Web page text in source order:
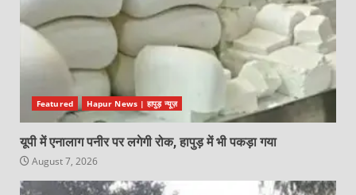
Featured Hapur News | हापुड़ न्यूज़
यूपी में एनालाग पनीर पर लगेगी रोक, हापुड़ में भी पकड़ा गया
August 7, 2026